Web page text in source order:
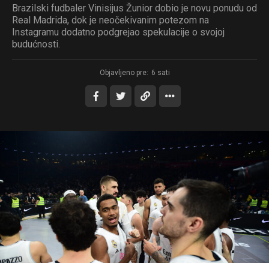
Brazilski fudbaler Vinisijus Žunior dobio je novu ponudu od
Real Madrida, dok je neočekivanim potezom na
Instagramu dodatno podgrejao spekulacije o svojoj
budućnosti.
Objavljeno pre: 6 sati